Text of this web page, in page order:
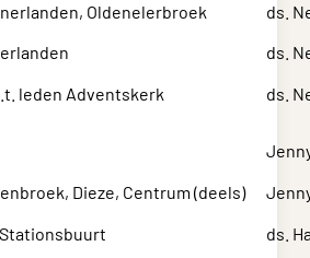
Oldenelerbroek
ds.
ds.
leden Adventskerk
ds.
Dieze, Centrum (deels)
ds.